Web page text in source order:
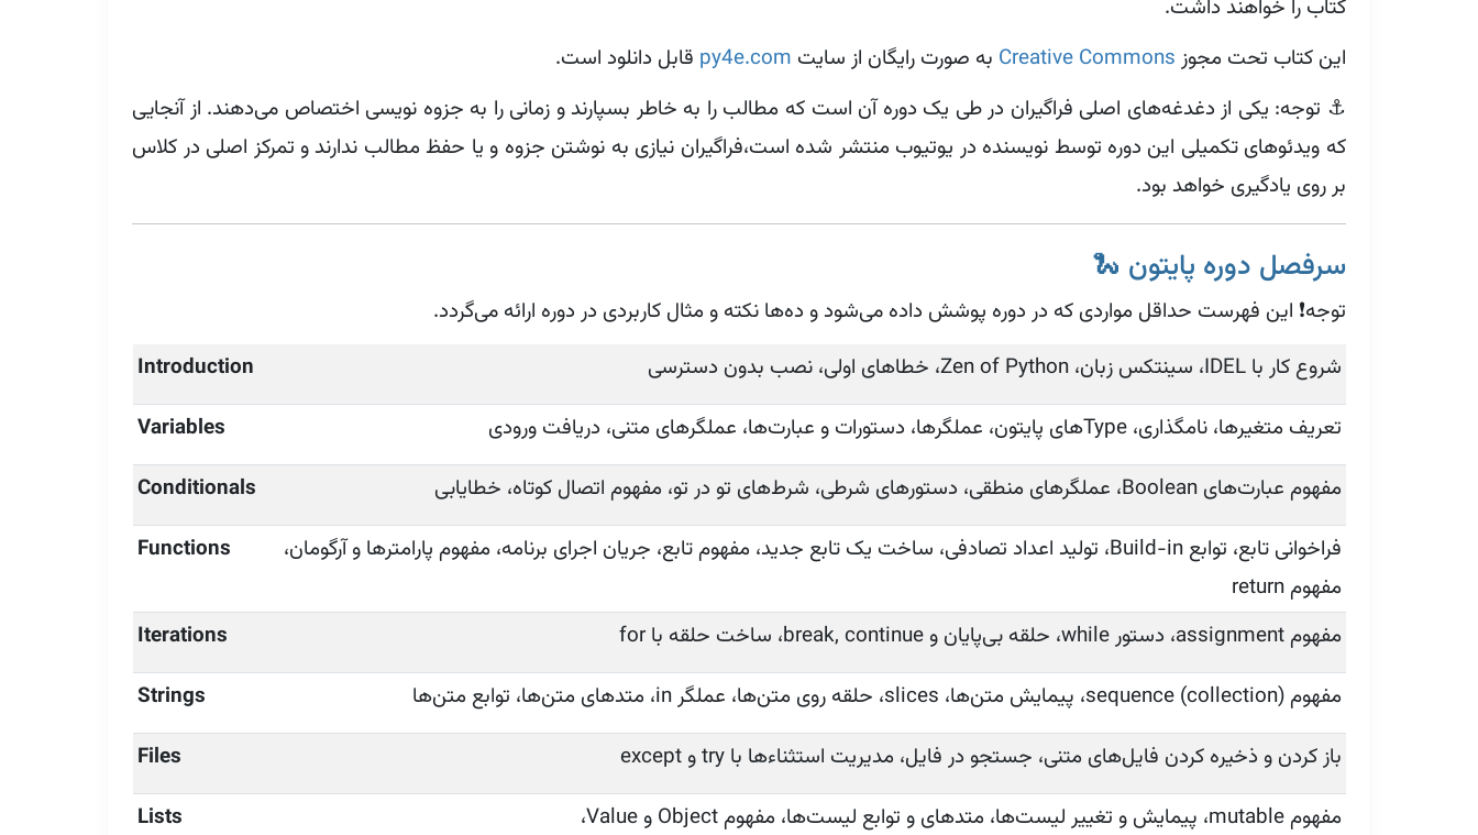
کتاب را خواهند داشت.
این کتاب تحت مجوز Creative Commons به صورت رایگان از سایت py4e.com قابل دانلود است.
⚓ توجه: یکی از دغدغه‌های اصلی فراگیران در طی یک دوره آن است که مطالب را به خاطر بسپارند و زمانی را به جزوه نویسی اختصاص می‌دهند. از آنجایی
که ویدئوهای تکمیلی این دوره توسط نویسنده در یوتیوب منتشر شده است،فراگیران نیازی به نوشتن جزوه و یا حفظ مطالب ندارند و تمرکز اصلی در کلاس
بر روی یادگیری خواهد بود.
سرفصل دوره پایتون 🐍
توجه❗ این فهرست حداقل مواردی که در دوره پوشش داده می‌شود و د‌ه‌ها نکته و مثال کاربردی در دوره ارائه می‌گردد.
شروع کار با IDEL، سینتکس زبان، Zen of Python، خطاهای اولی، نصب بدون دسترسی
Introduction
تعریف متغیرها، نامگذاری، Typeهای پایتون، عملگرها، دستورات و عبارت‌ها، عملگرهای متنی، دریافت ورودی
Variables
مفهوم عبارت‌های Boolean، عملگرهای منطقی، دستورهای شرطی، شرط‌های تو در تو، مفهوم اتصال کوتاه، خطایابی
Conditionals
فراخوانی تابع، توابع Build-in، تولید اعداد تصادفی، ساخت یک تابع جدید، مفهوم تابع، جریان اجرای برنامه، مفهوم پارامترها و آرگومان،
مفهوم return
Functions
مفهوم assignment، دستور while، حلقه بی‌پایان و break, continue، ساخت حلقه با for
Iterations
مفهوم sequence (collection)، پیمایش متن‌ها، slices، حلقه روی متن‌ها، عملگر in، متدهای متن‌ها، توابع متن‌ها
Strings
باز کردن و ذخیره کردن فایل‌های متنی، جستجو در فایل، مدیریت استثناءها با try و except
Files
مفهوم mutable، پیمایش و تغییر لیست‌ها، متدهای و توابع لیست‌ها، مفهوم Object و Value،
Lists